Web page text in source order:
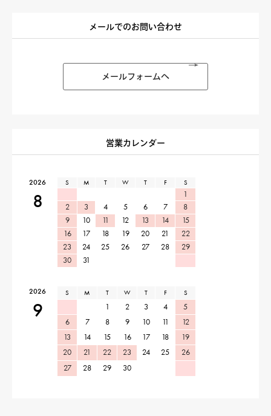
メールでのお問い合わせ
メールフォームへ
営業カレンダー
2026
8
S M T W T F S
1
2
3 4 5 6 7
8
9
10 11 12 13 14
15
16
17 18 19 20 21
22
23
24 25 26 27 28
29
30
31
2026
9
S M T W T F S
1 2 3 4
5
6
7 8 9 10 11
12
13
14 15 16 17 18
19
20
21 22 23 24 25
26
27
28 29 30